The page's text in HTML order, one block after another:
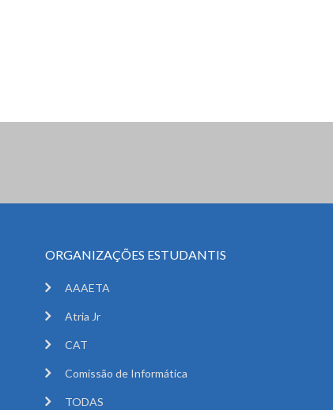
ORGANIZAÇÕES ESTUDANTIS
AAAETA
Atria Jr
CAT
Comissão de Informática
TODAS